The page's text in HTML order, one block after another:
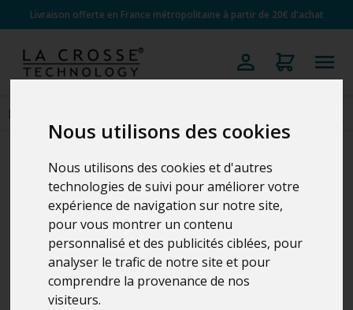
Nous utilisons des cookies
Nous utilisons des cookies et d'autres
technologies de suivi pour améliorer votre
expérience de navigation sur notre site,
pour vous montrer un contenu
personnalisé et des publicités ciblées, pour
analyser le trafic de notre site et pour
comprendre la provenance de nos
visiteurs.
Livraison offerte en France métropolitaine à partir de 20€ d'achat